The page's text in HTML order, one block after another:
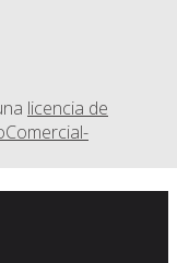
licencia de